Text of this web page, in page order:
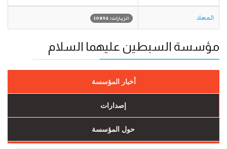
المعاد الزيارات: 10894
مؤسسة السبطين عليهما السلام
أخبار المؤسسة
إصدارات
حول المؤسسة